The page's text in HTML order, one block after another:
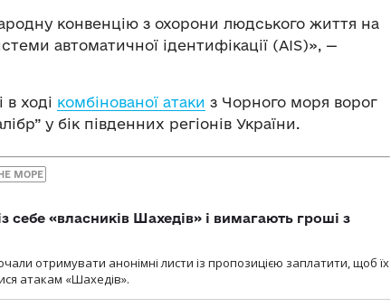
конвенцію з охорони людського життя на
автоматичної ідентифікації (AIS)», —
в ході комбінованої атаки з Чорного моря ворог
у бік південних регіонів України.
МОРЕ
себе «власників Шахедів» і вимагають гроші з
отримувати анонімні листи із пропозицією заплатити, щоб їх
атакам «Шахедів».